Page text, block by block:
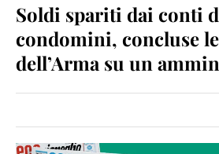
Soldi spariti dai conti
condomini, concluse
dell’Arma su un